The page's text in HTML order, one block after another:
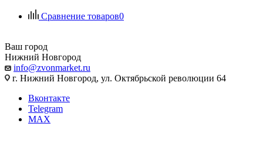
Сравнение товаров0
Ваш город
Нижний Новгород
info@zvonmarket.ru
г. Нижний Новгород, ул. Октябрьской революции 64
Вконтакте
Telegram
MAX